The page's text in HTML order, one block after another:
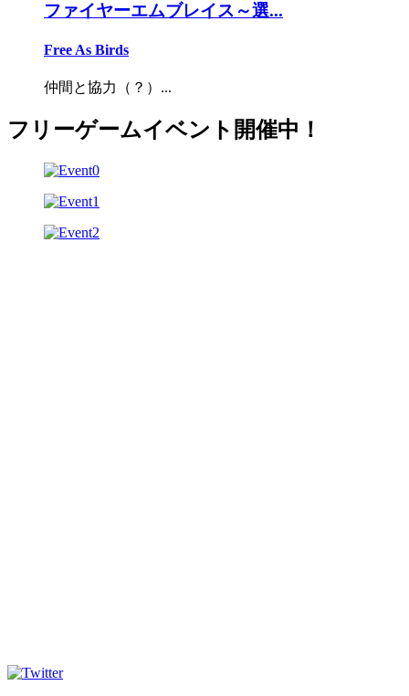
ファイヤーエムブレイス～選...
Free As Birds
仲間と協力（？）...
フリーゲームイベント開催中！